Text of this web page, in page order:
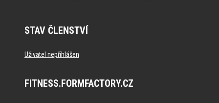
STAV ČLENSTVÍ
Uživatel nepřihlášen
FITNESS.FORMFACTORY.CZ